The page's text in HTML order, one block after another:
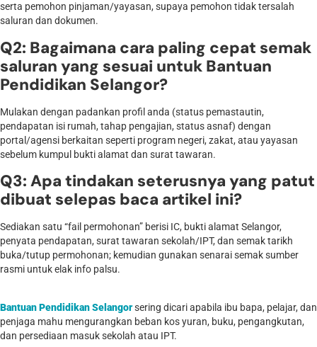
serta pemohon pinjaman/yayasan, supaya pemohon tidak tersalah
saluran dan dokumen.
Q2: Bagaimana cara paling cepat semak
saluran yang sesuai untuk Bantuan
Pendidikan Selangor?
Mulakan dengan padankan profil anda (status pemastautin,
pendapatan isi rumah, tahap pengajian, status asnaf) dengan
portal/agensi berkaitan seperti program negeri, zakat, atau yayasan
sebelum kumpul bukti alamat dan surat tawaran.
Q3: Apa tindakan seterusnya yang patut
dibuat selepas baca artikel ini?
Sediakan satu “fail permohonan” berisi IC, bukti alamat Selangor,
penyata pendapatan, surat tawaran sekolah/IPT, dan semak tarikh
buka/tutup permohonan; kemudian gunakan senarai semak sumber
rasmi untuk elak info palsu.
Bantuan Pendidikan Selangorsering dicari apabila ibu bapa, pelajar, dan
penjaga mahu mengurangkan beban kos yuran, buku, pengangkutan,
dan persediaan masuk sekolah atau IPT.